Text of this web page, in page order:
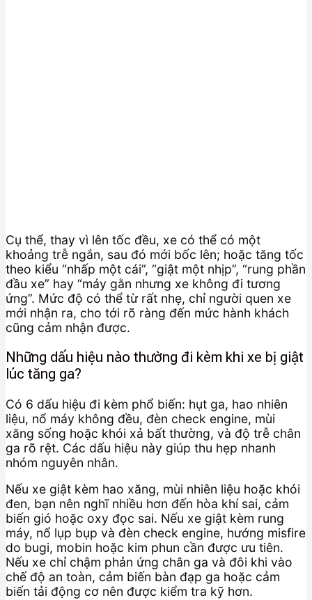
Cụ thể, thay vì lên tốc đều, xe có thể có một
khoảng trễ ngắn, sau đó mới bốc lên; hoặc tăng tốc
theo kiểu “nhấp một cái”, “giật một nhịp”, “rung phần
đầu xe” hay “máy gằn nhưng xe không đi tương
ứng”. Mức độ có thể từ rất nhẹ, chỉ người quen xe
mới nhận ra, cho tới rõ ràng đến mức hành khách
cũng cảm nhận được.
Những dấu hiệu nào thường đi kèm khi xe bị giật
lúc tăng ga?
Có 6 dấu hiệu đi kèm phổ biến: hụt ga, hao nhiên
liệu, nổ máy không đều, đèn check engine, mùi
xăng sống hoặc khói xả bất thường, và độ trễ chân
ga rõ rệt. Các dấu hiệu này giúp thu hẹp nhanh
nhóm nguyên nhân.
Nếu xe giật kèm hao xăng, mùi nhiên liệu hoặc khói
đen, bạn nên nghĩ nhiều hơn đến hòa khí sai, cảm
biến gió hoặc oxy đọc sai. Nếu xe giật kèm rung
máy, nổ lụp bụp và đèn check engine, hướng misfire
do bugi, mobin hoặc kim phun cần được ưu tiên.
Nếu xe chỉ chậm phản ứng chân ga và đôi khi vào
chế độ an toàn, cảm biến bàn đạp ga hoặc cảm
biến tải động cơ nên được kiểm tra kỹ hơn.